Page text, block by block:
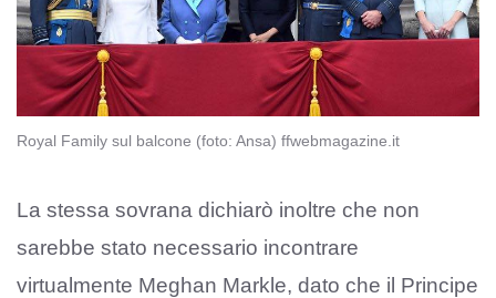
Royal Family sul balcone (foto: Ansa) ffwebmagazine.it
La stessa sovrana dichiarò inoltre che non
sarebbe stato necessario incontrare
virtualmente Meghan Markle, dato che il Principe